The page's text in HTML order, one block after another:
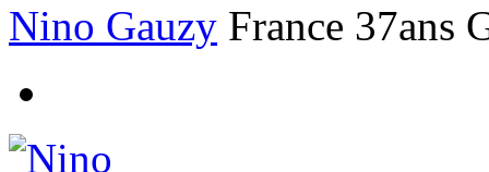
Nino Gauzy France 37ans